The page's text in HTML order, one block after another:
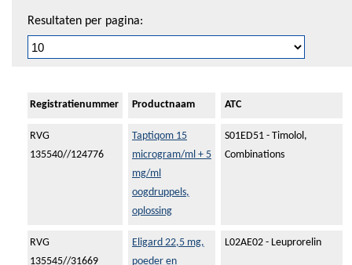
Resultaten per pagina:
Registratienummer Productnaam ATC
RVG
135540//124776
Taptiqom 15
microgram/ml + 5
mg/ml
oogdruppels,
oplossing
S01ED51 - Timolol,
Combinations
RVG
135545//31669
Eligard 22,5 mg,
poeder en
L02AE02 - Leuprorelin